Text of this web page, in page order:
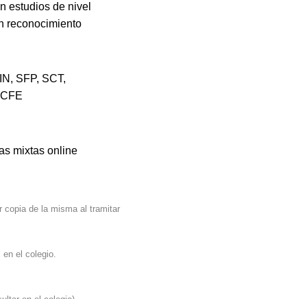
estudios de nivel
reconocimiento
SFP, SCT,
mixtas online
copia de la misma al tramitar
en el colegio.